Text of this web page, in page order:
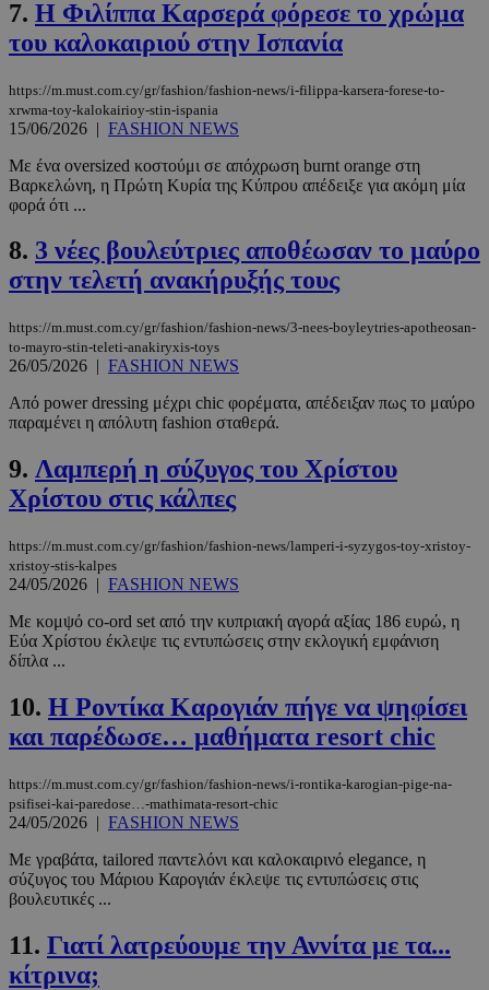
7. Η Φιλίππα Καρσερά φόρεσε το χρώμα
του καλοκαιριού στην Ισπανία
https://m.must.com.cy/gr/fashion/fashion-news/i-filippa-karsera-forese-to-
xrwma-toy-kalokairioy-stin-ispania
15/06/2026 | FASHION NEWS
Με ένα oversized κοστούμι σε απόχρωση burnt orange στη
Βαρκελώνη, η Πρώτη Κυρία της Κύπρου απέδειξε για ακόμη μία
φορά ότι ...
8. 3 νέες βουλεύτριες αποθέωσαν το μαύρο
στην τελετή ανακήρυξής τους
https://m.must.com.cy/gr/fashion/fashion-news/3-nees-boyleytries-apotheosan-
to-mayro-stin-teleti-anakiryxis-toys
26/05/2026 | FASHION NEWS
Από power dressing μέχρι chic φορέματα, απέδειξαν πως το μαύρο
παραμένει η απόλυτη fashion σταθερά.
9. Λαμπερή η σύζυγος του Χρίστου
Χρίστου στις κάλπες
https://m.must.com.cy/gr/fashion/fashion-news/lamperi-i-syzygos-toy-xristoy-
xristoy-stis-kalpes
24/05/2026 | FASHION NEWS
Με κομψό co-ord set από την κυπριακή αγορά αξίας 186 ευρώ, η
Εύα Χρίστου έκλεψε τις εντυπώσεις στην εκλογική εμφάνιση
δίπλα ...
10. Η Ροντίκα Καρογιάν πήγε να ψηφίσει
και παρέδωσε… μαθήματα resort chic
https://m.must.com.cy/gr/fashion/fashion-news/i-rontika-karogian-pige-na-
psifisei-kai-paredose…-mathimata-resort-chic
24/05/2026 | FASHION NEWS
Με γραβάτα, tailored παντελόνι και καλοκαιρινό elegance, η
σύζυγος του Μάριου Καρογιάν έκλεψε τις εντυπώσεις στις
βουλευτικές ...
11. Γιατί λατρεύουμε την Αννίτα με τα...
κίτρινα;